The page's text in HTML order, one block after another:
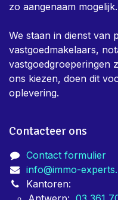
zo aangenaam mogelijk.
We staan in dienst van
vastgoedmakelaars,
vastgoedgroeperingen
ons kiezen, doen dit
oplevering.
Contacteer ons
Contact formulier
info@immo-
Kantoren: